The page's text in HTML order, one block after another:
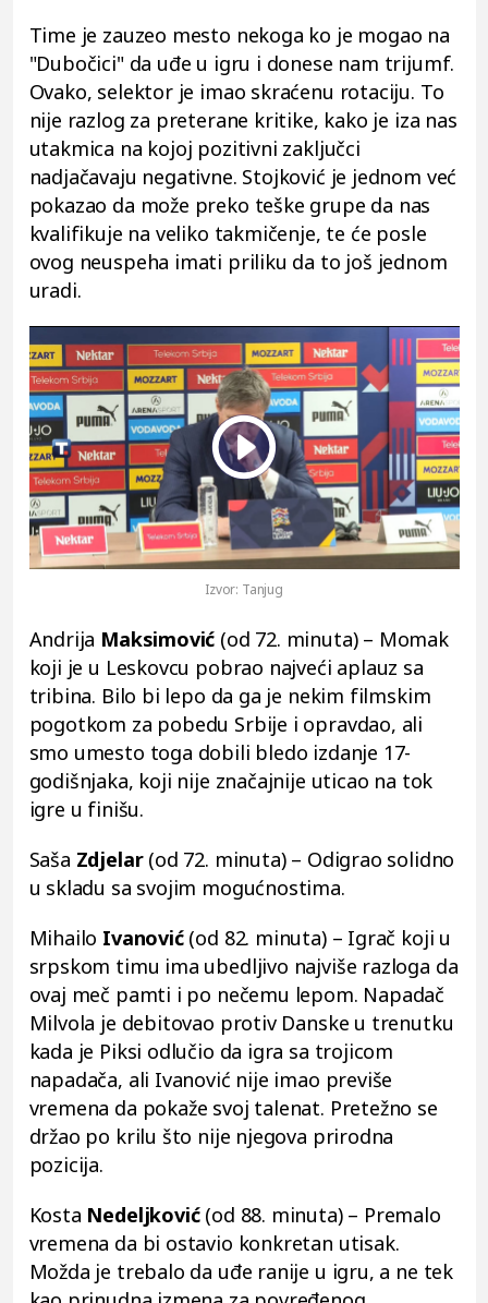
Time je zauzeo mesto nekoga ko je mogao na
"Dubočici" da uđe u igru i donese nam trijumf.
Ovako, selektor je imao skraćenu rotaciju. To
nije razlog za preterane kritike, kako je iza nas
utakmica na kojoj pozitivni zaključci
nadjačavaju negativne. Stojković je jednom već
pokazao da može preko teške grupe da nas
kvalifikuje na veliko takmičenje, te će posle
ovog neuspeha imati priliku da to još jednom
uradi.
Play
Izvor: Tanjug
Andrija Maksimović (od 72. minuta) – Momak
koji je u Leskovcu pobrao najveći aplauz sa
tribina. Bilo bi lepo da ga je nekim filmskim
pogotkom za pobedu Srbije i opravdao, ali
smo umesto toga dobili bledo izdanje 17-
godišnjaka, koji nije značajnije uticao na tok
igre u finišu.
Saša Zdjelar (od 72. minuta) – Odigrao solidno
u skladu sa svojim mogućnostima.
Mihailo Ivanović (od 82. minuta) – Igrač koji u
srpskom timu ima ubedljivo najviše razloga da
ovaj meč pamti i po nečemu lepom. Napadač
Milvola je debitovao protiv Danske u trenutku
kada je Piksi odlučio da igra sa trojicom
napadača, ali Ivanović nije imao previše
vremena da pokaže svoj talenat. Pretežno se
držao po krilu što nije njegova prirodna
pozicija.
Kosta Nedeljković (od 88. minuta) – Premalo
vremena da bi ostavio konkretan utisak.
Možda je trebalo da uđe ranije u igru, a ne tek